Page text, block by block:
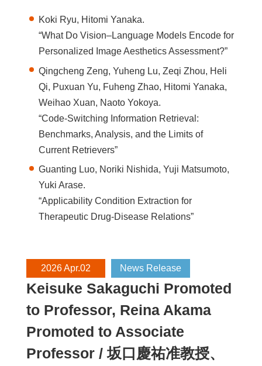
Koki Ryu, Hitomi Yanaka.
“What Do Vision–Language Models Encode for
Personalized Image Aesthetics Assessment?”
Qingcheng Zeng, Yuheng Lu, Zeqi Zhou, Heli
Qi, Puxuan Yu, Fuheng Zhao, Hitomi Yanaka,
Weihao Xuan, Naoto Yokoya.
“Code-Switching Information Retrieval:
Benchmarks, Analysis, and the Limits of
Current Retrievers”
Guanting Luo, Noriki Nishida, Yuji Matsumoto,
Yuki Arase.
“Applicability Condition Extraction for
Therapeutic Drug-Disease Relations”
2026 Apr.02 News Release
Keisuke Sakaguchi Promoted
to Professor, Reina Akama
Promoted to Associate
Professor / 坂口慶祐准教授、